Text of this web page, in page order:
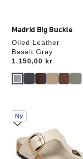
Madrid Big Buckle
Oiled Leather
Basalt Gray
Price:
1.150,00 kr
Interaktion
med
prøvefarver
opdatere
produktbilledet
Ny